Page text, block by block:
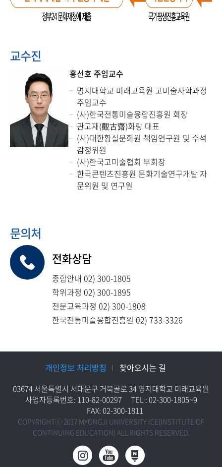
교수진
홍선호 주임교수
명지대학교 미래교육원 고미술사학과정
주임교수
(사)한국전통미술융합진흥원 회장
관고재(觀古齋)화랑 대표
(사)대한황실문화원 책임연구원 및 수석
감정위원
(사)한국고미술협회 부회장
한국콘텐츠진흥원 문화기술연구개발 자
문위원 및 연구원
문의처
전화상담
종합안내 02) 300-1805
학위과정 02) 300-1895
전문교육과정 02) 300-1808
한국전통미술융합진흥원 02) 733-3326
개인정보 처리방침 찾아오시는 길
03674 서울특별시 서대문구 거북골로 34 명지대학교 미래교육원
사업자등록번호: 110-82-00297
TEL : 02-300-1805~9
FAX: 02-300-1811
COPYRIGHTⓒ 2017 MYONGJI UNIVERSITY ICE(INSTITUTE OF
CONTINUING EDUCATION) ALL RIGHTS RESERVED.